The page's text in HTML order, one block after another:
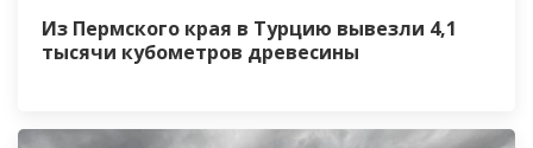
Из Пермского края в Турцию вывезли 4,1
тысячи кубометров древесины